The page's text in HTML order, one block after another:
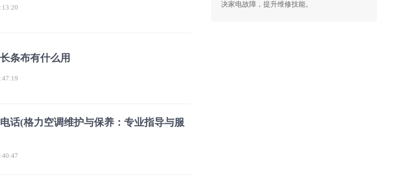
条布有什么用
话(格力空调维护与保养：专业指导与服
决家电故障，提升维修技能。